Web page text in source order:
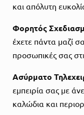
και απόλυτη
Φορητός
έχετε πάντα μαζί
προσωπικές σας
Ασύρματο
εμπειρία σας με
καλώδια και